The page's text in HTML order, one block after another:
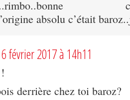
absolu c’était
février 2017 à 14h11
derrière chez toi baroz?